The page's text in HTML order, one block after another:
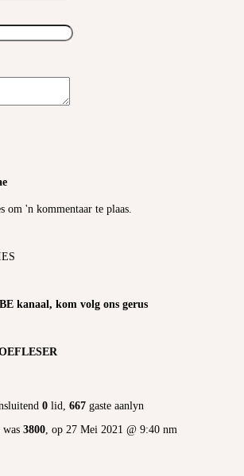
om 'n kommentaar te plaas.
kanaal, kom volg ons gerus
0 lid, 667 gaste aanlyn
was 3800, op 27 Mei 2021 @ 9:40 nm